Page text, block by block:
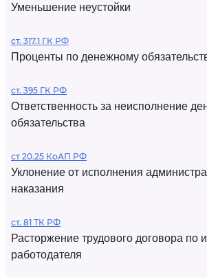
Уменьшение неустойки
ст. 317.1 ГК РФ
Проценты по денежному
ст. 395 ГК РФ
Ответственность за неисполнение
обязательства
ст 20.25 КоАП РФ
Уклонение от исполнения
наказания
ст. 81 ТК РФ
Расторжение трудового договора по
работодателя